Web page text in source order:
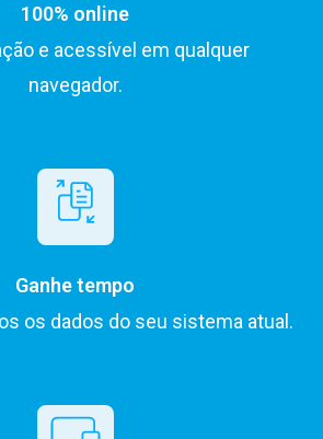
100% online
e acessível em qualquer
navegador.
Ganhe tempo
os dados do seu sistema atual.